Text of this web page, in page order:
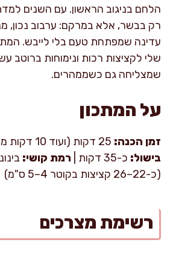
הלחם בניגוב הראשון. עם השנים
רק בבשר, אלא במרקם: ערבוב נכון,
עדינה שמפתחת טעם בלי לייבש.
שלי לקציצות רכות ונימוחות ברוטב
שמצליחה גם כשממהרים.
על המתכון
זמן הכנה:
בישול: כ-35 דקות | רמת קושי:
(כ-22–26 קציצות בקוטר 4–5 ס"מ)
רשימת מצרכים